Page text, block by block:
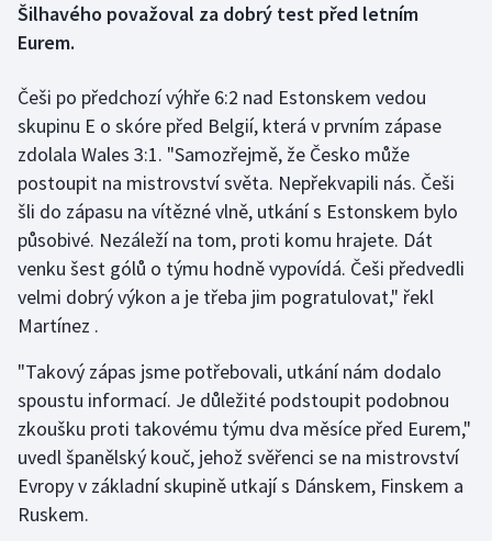
Curling
Florbal
Futsal
Golf
Gymnastika
Házená
Jezdectví
Judo
Krasobruslení
Šilhavého považoval za dobrý test před letním
Eurem.
Češi po předchozí výhře 6:2 nad Estonskem vedou
skupinu E o skóre před Belgií, která v prvním zápase
zdolala Wales 3:1. "Samozřejmě, že Česko může
postoupit na mistrovství světa. Nepřekvapili nás. Češi
šli do zápasu na vítězné vlně, utkání s Estonskem bylo
působivé. Nezáleží na tom, proti komu hrajete. Dát
venku šest gólů o týmu hodně vypovídá. Češi předvedli
velmi dobrý výkon a je třeba jim pogratulovat," řekl
Martínez .
"Takový zápas jsme potřebovali, utkání nám dodalo
spoustu informací. Je důležité podstoupit podobnou
zkoušku proti takovému týmu dva měsíce před Eurem,"
uvedl španělský kouč, jehož svěřenci se na mistrovství
Evropy v základní skupině utkají s Dánskem, Finskem a
Ruskem.